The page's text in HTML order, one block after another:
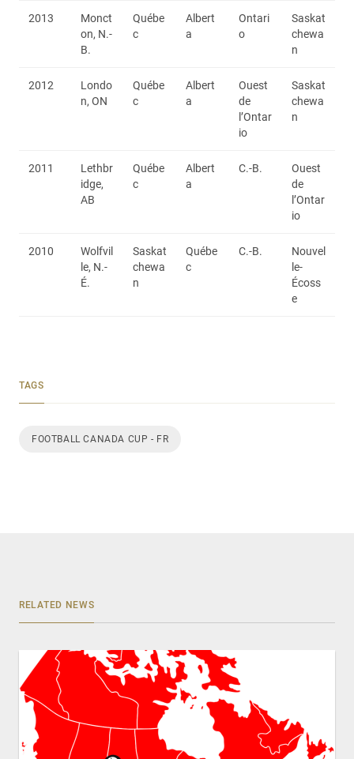
2013
Monct
on, N.-
B.
Québe
c
Albert
a
Ontari
o
Saskat
chewa
n
2012
Londo
n, ON
Québe
c
Albert
a
Ouest
de
l’Ontar
io
Saskat
chewa
n
2011
Lethbr
idge,
AB
Québe
c
Albert
a
C.-B.
Ouest
de
l’Ontar
io
2010
Wolfvil
le, N.-
É.
Saskat
chewa
n
Québe
c
C.-B.
Nouvel
le-
Écoss
e
TAGS
FOOTBALL CANADA CUP - FR
RELATED NEWS